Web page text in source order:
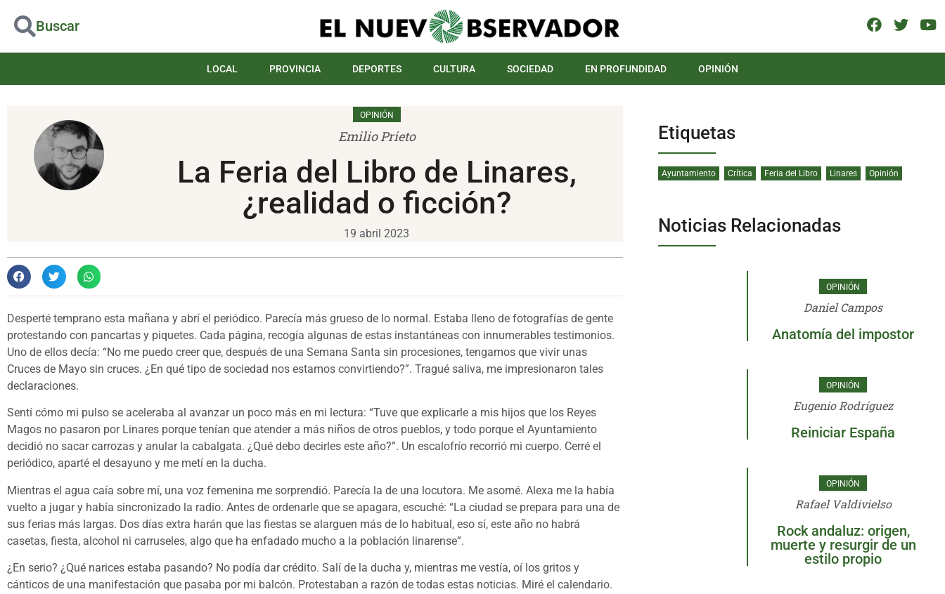
Buscar
LOCAL PROVINCIA DEPORTES CULTURA SOCIEDAD EN PROFUNDIDAD OPINIÓN
OPINIÓN
Emilio Prieto
La Feria del Libro de Linares,
¿realidad o ficción?
19 abril 2023
Desperté temprano esta mañana y abrí el periódico. Parecía más grueso de lo normal. Estaba lleno de fotografías de gente
protestando con pancartas y piquetes. Cada página, recogía algunas de estas instantáneas con innumerables testimonios.
Uno de ellos decía: “No me puedo creer que, después de una Semana Santa sin procesiones, tengamos que vivir unas
Cruces de Mayo sin cruces. ¿En qué tipo de sociedad nos estamos convirtiendo?”. Tragué saliva, me impresionaron tales
declaraciones.
Sentí cómo mi pulso se aceleraba al avanzar un poco más en mi lectura: “Tuve que explicarle a mis hijos que los Reyes
Magos no pasaron por Linares porque tenían que atender a más niños de otros pueblos, y todo porque el Ayuntamiento
decidió no sacar carrozas y anular la cabalgata. ¿Qué debo decirles este año?”. Un escalofrío recorrió mi cuerpo. Cerré el
periódico, aparté el desayuno y me metí en la ducha.
Mientras el agua caía sobre mí, una voz femenina me sorprendió. Parecía la de una locutora. Me asomé. Alexa me la había
vuelto a jugar y había sincronizado la radio. Antes de ordenarle que se apagara, escuché: “La ciudad se prepara para una de
sus ferias más largas. Dos días extra harán que las fiestas se alarguen más de lo habitual, eso sí, este año no habrá
casetas, fiesta, alcohol ni carruseles, algo que ha enfadado mucho a la población linarense”.
¿En serio? ¿Qué narices estaba pasando? No podía dar crédito. Salí de la ducha y, mientras me vestía, oí los gritos y
cánticos de una manifestación que pasaba por mi balcón. Protestaban a razón de todas estas noticias. Miré el calendario.
Etiquetas
Ayuntamiento Crítica Feria del Libro Linares Opinión
Noticias Relacionadas
OPINIÓN
Daniel Campos
Anatomía del impostor
OPINIÓN
Eugenio Rodríguez
Reiniciar España
OPINIÓN
Rafael Valdivielso
Rock andaluz: origen,
muerte y resurgir de un
estilo propio